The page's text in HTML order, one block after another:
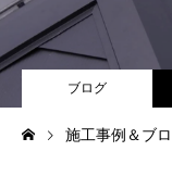
施工事例
お問い合わせから
よくある質問
ブログ
施工事例＆ブ